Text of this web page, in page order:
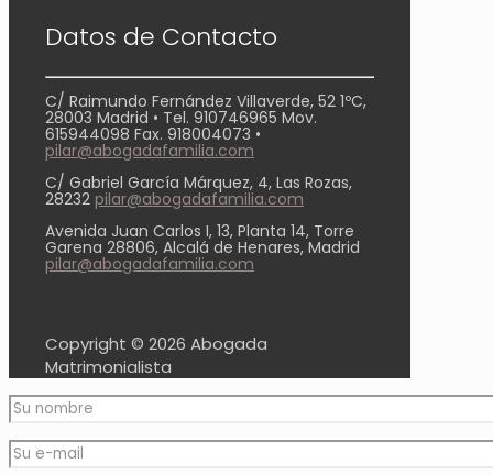
Datos de Contacto
C/ Raimundo Fernández Villaverde, 52 1ºC,
28003 Madrid • Tel. 910746965 Mov.
615944098 Fax. 918004073 •
pilar@abogadafamilia.com
C/ Gabriel García Márquez, 4, Las Rozas,
28232 pilar@abogadafamilia.com
Avenida Juan Carlos I, 13, Planta 14, Torre
Garena 28806, Alcalá de Henares, Madrid
pilar@abogadafamilia.com
Copyright © 2026 Abogada
Matrimonialista